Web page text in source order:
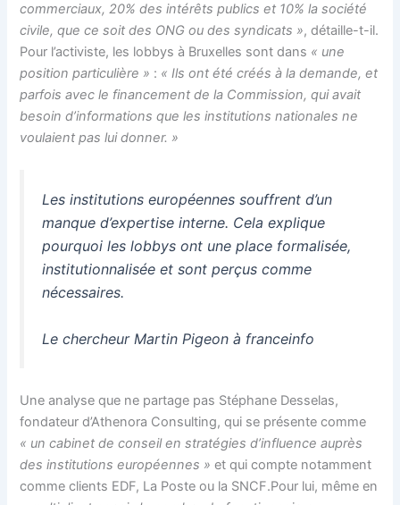
commerciaux, 20% des intérêts publics et 10% la société
civile, que ce soit des ONG ou des syndicats », détaille-t-il.
Pour l’activiste, les lobbys à Bruxelles sont dans « une
position particulière » : « Ils ont été créés à la demande, et
parfois avec le financement de la Commission, qui avait
besoin d’informations que les institutions nationales ne
voulaient pas lui donner. »
Les institutions européennes souffrent d’un
manque d’expertise interne. Cela explique
pourquoi les lobbys ont une place formalisée,
institutionnalisée et sont perçus comme
nécessaires.
Le chercheur Martin Pigeon à franceinfo
Une analyse que ne partage pas Stéphane Desselas,
fondateur d’Athenora Consulting, qui se présente comme
« un cabinet de conseil en stratégies d’influence auprès
des institutions européennes » et qui compte notamment
comme clients EDF, La Poste ou la SNCF.Pour lui, même en